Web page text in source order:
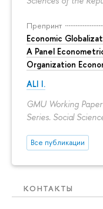
Препринт
Economic
A Panel
Organization
ALI I.
GMU Working
Series. Social
Все публикации
КОНТАКТЫ